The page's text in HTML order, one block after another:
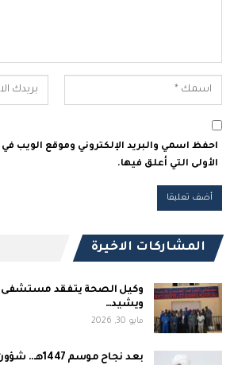
احفظ اسمي والبريد الإلكتروني وموقع الويب
الأولى التي أعلق فيها.
المشاركات الاخيرة
وكيل الصحة يتفقد مستشفى
ويشيد…
مايو 30, 2026
بعد نجاح موسم 1447هـ.. شؤون حجاج السودان تبدأ…